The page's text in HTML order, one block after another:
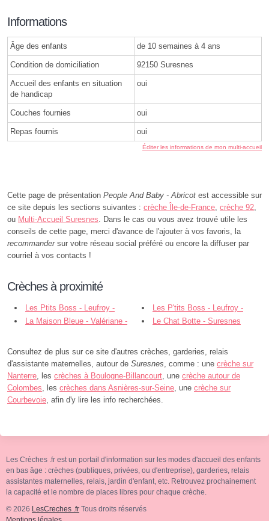
Informations
Âge des enfants de 10 semaines à 4 ans
Condition de domiciliation 92150 Suresnes
Accueil des enfants en situation
de handicap
oui
Couches fournies oui
Repas fournis oui
Éditer les informations de mon multi-accueil
Cette page de présentation People And Baby - Abricot est accessible sur
ce site depuis les sections suivantes : crèche Île-de-France, crèche 92,
ou Multi-Accueil Suresnes. Dans le cas ou vous avez trouvé utile les
conseils de cette page, merci d'avance de l'ajouter à vos favoris, la
recommandersur votre réseau social préféré ou encore la diffuser par
courriel à vos contacts !
Crèches à proximité
Les Ptits Boss - Leufroy -
Suresnes
Les P'tits Boss - Leufroy -
Suresnes
La Maison Bleue - Valériane -
Le Chat Botte - Suresnes
Consultez de plus sur ce site d'autres crèches, garderies, relais
d'assistante maternelles, autour de Suresnes, comme : une crèche sur
Nanterre, les crèches à Boulogne-Billancourt, une crèche autour de
Colombes, les crèches dans Asnières-sur-Seine, une crèche sur
Courbevoie, afin d'y lire les info recherchées.
Les Crèches .fr est un portail d'information sur les modes d'accueil des enfants
en bas âge : crèches (publiques, privées, ou d'entreprise), garderies, relais
assistantes maternelles, relais, jardin d'enfant, etc. Retrouvez prochainement
la capacité et le nombre de places libres pour chaque crèche.
© 2026 LesCreches .fr Tous droits réservés